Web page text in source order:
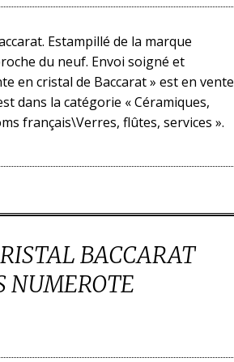
Estampillé de la marque
du neuf. Envoi soigné et
en cristal de Baccarat » est en vente
dans la catégorie « Céramiques,
français\Verres, flûtes, services ».
BACCARAT
NUMEROTE